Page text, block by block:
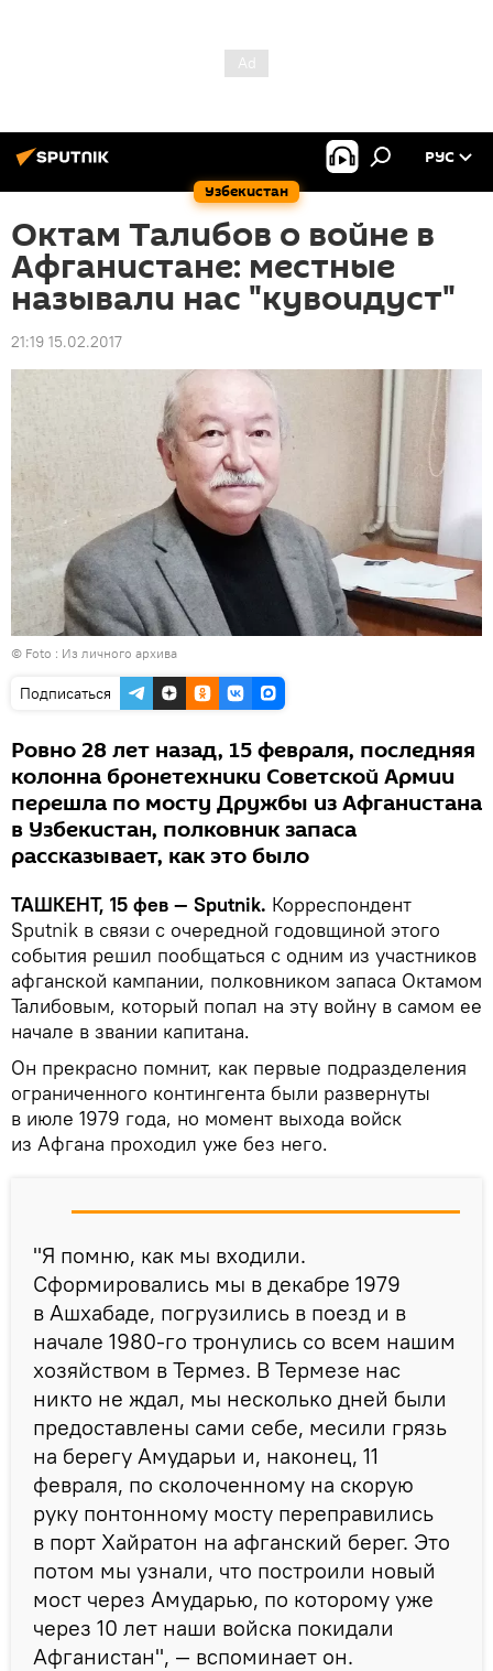
Узбекистан
РУС
Октам Талибов о войне в
Афганистане: местные
называли нас "кувоидуст"
21:19 15.02.2017
© Foto : Из личного архива
Подписаться
Ровно 28 лет назад, 15 февраля, последняя
колонна бронетехники Советской Армии
перешла по мосту Дружбы из Афганистана
в Узбекистан, полковник запаса
рассказывает, как это было
ТАШКЕНТ, 15 фев — Sputnik. Корреспондент
Sputnik в связи с очередной годовщиной этого
события решил пообщаться с одним из участников
афганской кампании, полковником запаса Октамом
Талибовым, который попал на эту войну в самом ее
начале в звании капитана.
Он прекрасно помнит, как первые подразделения
ограниченного контингента были развернуты
в июле 1979 года, но момент выхода войск
из Афгана проходил уже без него.
"Я помню, как мы входили.
Сформировались мы в декабре 1979
в Ашхабаде, погрузились в поезд и в
начале 1980-го тронулись со всем нашим
хозяйством в Термез. В Термезе нас
никто не ждал, мы несколько дней были
предоставлены сами себе, месили грязь
на берегу Амударьи и, наконец, 11
февраля, по сколоченному на скорую
руку понтонному мосту переправились
в порт Хайратон на афганский берег. Это
потом мы узнали, что построили новый
мост через Амударью, по которому уже
через 10 лет наши войска покидали
Афганистан", — вспоминает он.